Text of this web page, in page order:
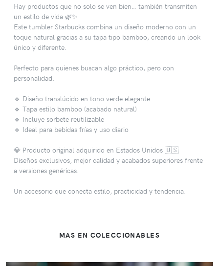
Hay productos que no solo se ven bien… también transmiten
un estilo de vida 🌿✨
Este tumbler Starbucks combina un diseño moderno con un
toque natural gracias a su tapa tipo bamboo, creando un look
único y diferente.
Perfecto para quienes buscan algo práctico, pero con
personalidad.
🔹 Diseño translúcido en tono verde elegante
🔹 Tapa estilo bamboo (acabado natural)
🔹 Incluye sorbete reutilizable
🔹 Ideal para bebidas frías y uso diario
💎 Producto original adquirido en Estados Unidos 🇺🇸
Diseños exclusivos, mejor calidad y acabados superiores frente
a versiones genéricas.
Un accesorio que conecta estilo, practicidad y tendencia.
MAS EN COLECCIONABLES